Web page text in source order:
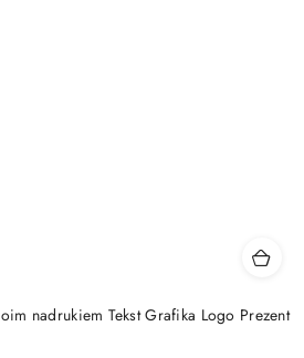
nadrukiem Tekst Grafika Logo Prezent